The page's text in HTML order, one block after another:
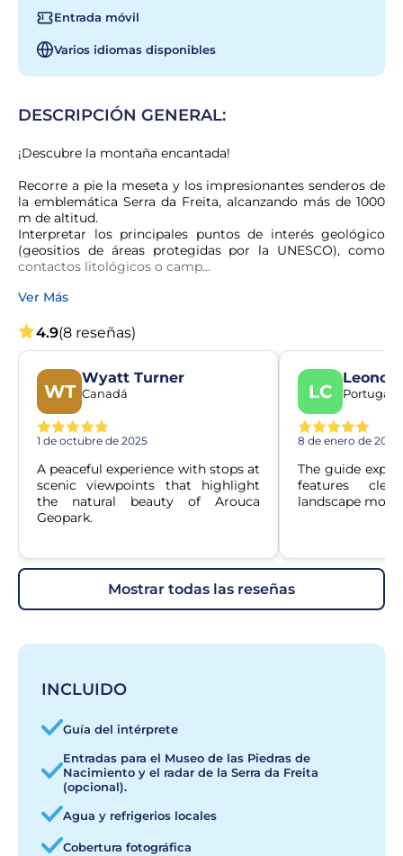
Entrada móvil
Varios idiomas disponibles
DESCRIPCIÓN GENERAL:
¡Descubre la montaña encantada!
Recorre a pie la meseta y los impresionantes senderos de
la emblemática Serra da Freita, alcanzando más de 1000
m de altitud.
Interpretar los principales puntos de interés geológico
(geositios de áreas protegidas por la UNESCO), como
contactos litológicos o camp...
Ver Más
4.9(8 reseñas)
WT
Wyatt Turner
Canadá
1 de octubre de 2025
A peaceful experience with stops at
scenic viewpoints that highlight
the natural beauty of Arouca
Geopark.
LC
Leonor
Portugal
8 de enero de 2026
The guide
features
landscape
mostrar todas las reseñas
INCLUIDO
Guía del intérprete
Entradas para el Museo de las Piedras de
Nacimiento y el radar de la Serra da Freita
(opcional).
Agua y refrigerios locales
Cobertura fotográfica